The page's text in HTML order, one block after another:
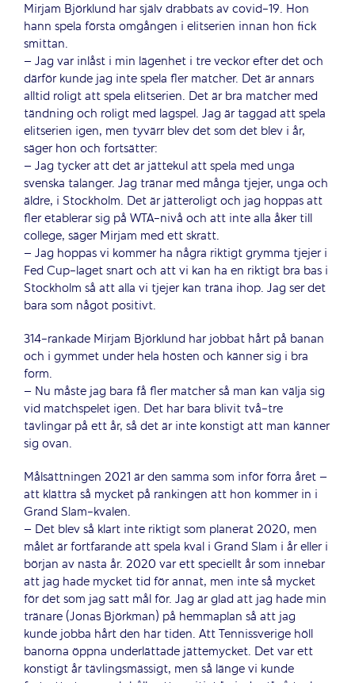
Mirjam Björklund har själv drabbats av covid-19. Hon
hann spela första omgången i elitserien innan hon fick
smittan.
– Jag var inlåst i min lägenhet i tre veckor efter det och
därför kunde jag inte spela fler matcher. Det är annars
alltid roligt att spela elitserien. Det är bra matcher med
tändning och roligt med lagspel. Jag är taggad att spela
elitserien igen, men tyvärr blev det som det blev i år,
säger hon och fortsätter:
– Jag tycker att det är jättekul att spela med unga
svenska talanger. Jag tränar med många tjejer, unga och
äldre, i Stockholm. Det är jätteroligt och jag hoppas att
fler etablerar sig på WTA-nivå och att inte alla åker till
college, säger Mirjam med ett skratt.
– Jag hoppas vi kommer ha några riktigt grymma tjejer i
Fed Cup-laget snart och att vi kan ha en riktigt bra bas i
Stockholm så att alla vi tjejer kan träna ihop. Jag ser det
bara som något positivt.
314-rankade Mirjam Björklund har jobbat hårt på banan
och i gymmet under hela hösten och känner sig i bra
form.
– Nu måste jag bara få fler matcher så man kan välja sig
vid matchspelet igen. Det har bara blivit två-tre
tävlingar på ett år, så det är inte konstigt att man känner
sig ovan.
Målsättningen 2021 är den samma som inför förra året –
att klättra så mycket på rankingen att hon kommer in i
Grand Slam-kvalen.
– Det blev så klart inte riktigt som planerat 2020, men
målet är fortfarande att spela kval i Grand Slam i år eller i
början av nästa år. 2020 var ett speciellt år som innebar
att jag hade mycket tid för annat, men inte så mycket
för det som jag satt mål för. Jag är glad att jag hade min
tränare (Jonas Björkman) på hemmaplan så att jag
kunde jobba hårt den här tiden. Att Tennissverige höll
banorna öppna underlättade jättemycket. Det var ett
konstigt år tävlingsmässigt, men så länge vi kunde